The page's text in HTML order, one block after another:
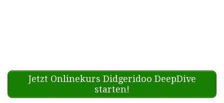
Jetzt Onlinekurs Didgeridoo DeepDive
starten!